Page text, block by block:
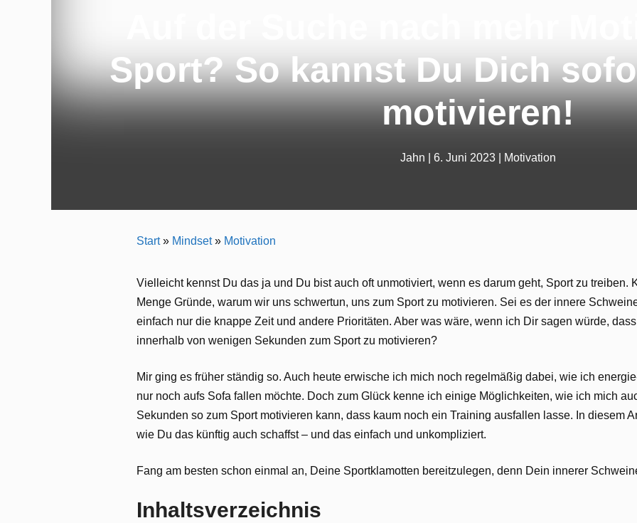
Sport? So kannst Du Dich
motivieren!
Jahn 6. Juni 2023| Motivation
Start» Mindset» Motivation
Vielleicht kennst Du das ja und Du bist auch oft unmotiviert, wenn es darum geht, Sport zu treiben.
Menge Gründe, warum wir uns schwertun, uns zum Sport zu motivieren. Sei es der innere
einfach nur die knappe Zeit und andere Prioritäten. Aber was wäre, wenn ich Dir sagen würde,
innerhalb von wenigen Sekunden zum Sport zu motivieren?
Mir ging es früher ständig so. Auch heute erwische ich mich noch regelmäßig dabei, wie ich
nur noch aufs Sofa fallen möchte. Doch zum Glück kenne ich einige Möglichkeiten, wie ich mich
Sekunden so zum Sport motivieren kann, dass kaum noch ein Training ausfallen lasse. In diesem
wie Du das künftig auch schaffst – und das einfach und unkompliziert.
Fang am besten schon einmal an, Deine Sportklamotten bereitzulegen, denn Dein innerer
Inhaltsverzeichnis